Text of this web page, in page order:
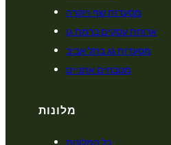
מסעדות שף ויוקרה
ארוחת עסקים ברמת גן
מסעדות גג בתל אביב
מטבחים אתניים
מלונות
כל המלונות